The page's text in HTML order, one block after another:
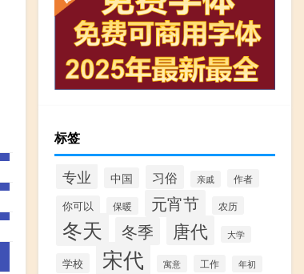
标签
专业 中国 习俗 亲戚 作者
你可以 保暖 元宵节 农历
冬天 冬季 唐代 大学
学校 宋代 寓意 工作 年初